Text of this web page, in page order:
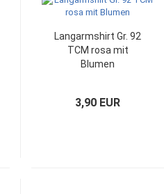
Langarmshirt Gr. 92
TCM rosa mit
Blumen
3,90 EUR